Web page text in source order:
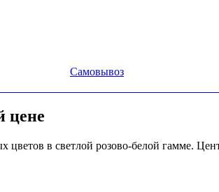
Самовывоз
цене
в светлой розово-белой гамме.